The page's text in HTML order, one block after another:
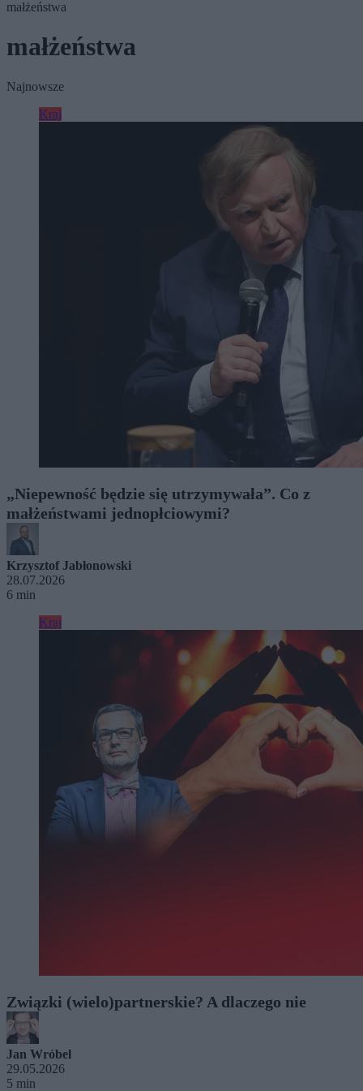
małżeństwa
małżeństwa
Najnowsze
Kraj
„Niepewność będzie się utrzymywała”. Co z
małżeństwami jednopłciowymi?
Krzysztof Jabłonowski
28.07.2026
6 min
Kraj
Związki (wielo)partnerskie? A dlaczego nie
Jan Wróbel
29.05.2026
5 min